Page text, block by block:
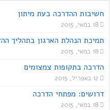
חשיבות ההדרכה בעת מיתון
18 במאי, 2015
תמיכת הנהלת הארגון בתהליך
18 במאי, 2015
הדרכה בתקופות צמצומים
12 באפריל, 2015
דרושים: מפתחי הדרכה
18 במאי, 2015